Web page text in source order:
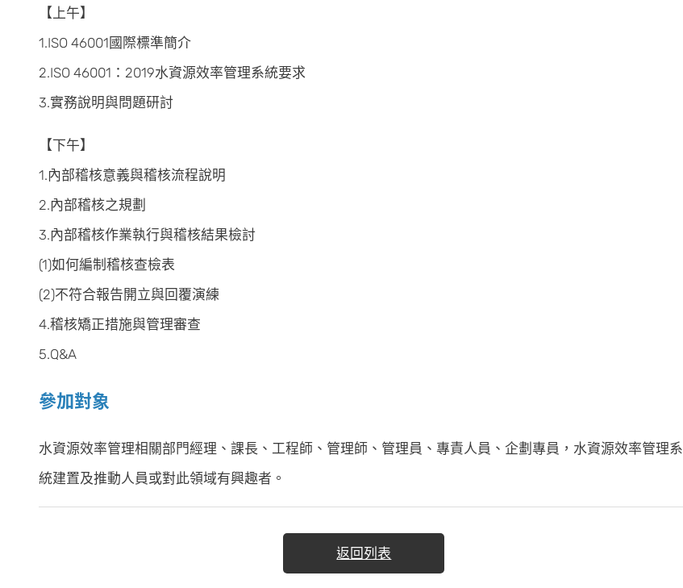
【上午】
1.ISO 46001國際標準簡介
2.ISO 46001：2019水資源效率管理系統要求
3.實務說明與問題研討
【下午】
1.內部稽核意義與稽核流程說明
2.內部稽核之規劃
3.內部稽核作業執行與稽核結果檢討
(1)如何編制稽核查檢表
(2)不符合報告開立與回覆演練
4.稽核矯正措施與管理審查
5.Q&A
參加對象
水資源效率管理相關部門經理、課長、工程師、管理師、管理員、專責人員、企劃專員，水資源效率管理系
統建置及推動人員或對此領域有興趣者。
返回列表